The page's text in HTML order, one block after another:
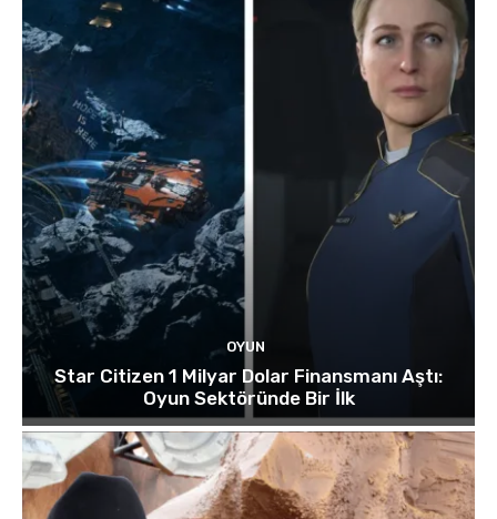
OYUN
Star Citizen 1 Milyar Dolar Finansmanı Aştı:
Oyun Sektöründe Bir İlk